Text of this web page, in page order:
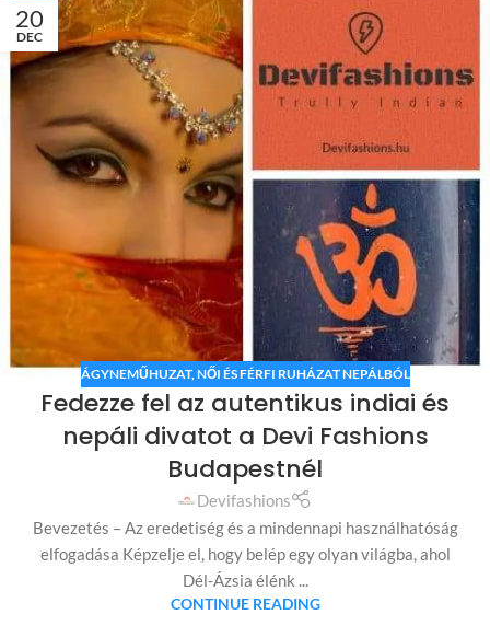
20
DEC
ÁGYNEMŰHUZAT, NŐI ÉS FÉRFI RUHÁZAT NEPÁLBÓL
Fedezze fel az autentikus indiai és
nepáli divatot a Devi Fashions
Budapestnél
Devifashions
Bevezetés – Az eredetiség és a mindennapi használhatóság
elfogadása Képzelje el, hogy belép egy olyan világba, ahol
Dél-Ázsia élénk ...
CONTINUE READING